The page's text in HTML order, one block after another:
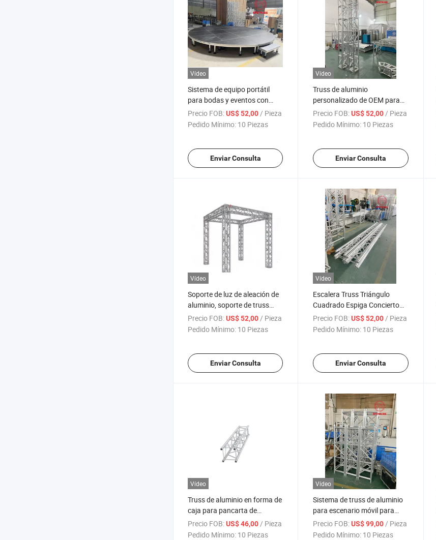
Vídeo
Sistema de equipo portátil
para bodas y eventos con
plataforma de iluminación de
truss de aluminio y escenario
Precio FOB:US$ 52,00/ Pieza
Pedido Mínimo: 10 Piezas
Enviar Consulta
Vídeo
Truss de aluminio
personalizado de OEM para
escenario portátil
Precio FOB: US$ 52,00 / Pieza
Pedido Mínimo: 10 Piezas
Enviar Consulta
Vídeo
Soporte de luz de aleación de
aluminio, soporte de truss
para escenario, iluminación
DJ
Precio FOB:US$ 52,00/ Pieza
Pedido Mínimo: 10 Piezas
Enviar Consulta
Vídeo
Escalera Truss Triángulo
Cuadrado Espiga Concierto
DJ Escenario Iluminación
Truss de Aluminio Exhibición
Precio FOB: US$ 52,00/ Pieza
Pedido Mínimo: 10 Piezas
Enviar Consulta
Vídeo
Truss de aluminio en forma de
caja para pancarta de
exhibición en evento interior o
fiesta
Precio FOB:US$ 46,00 / Pieza
Pedido Mínimo: 10 Piezas
Vídeo
Sistema de truss de aluminio
para escenario móvil para
eventos al aire libre
Precio FOB: US$ 99,00 / Pieza
Pedido Mínimo: 10 Piezas